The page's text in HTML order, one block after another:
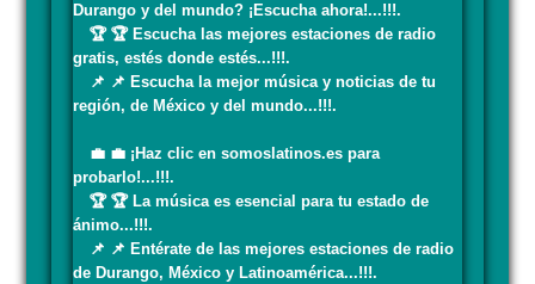
Durango y del mundo? ¡Escucha ahora!...!!!.
🏆 🏆 Escucha las mejores estaciones de radio
gratis, estés donde estés...!!!.
📌 📌 Escucha la mejor música y noticias de tu
región, de México y del mundo...!!!.
💼 💼 ¡Haz clic en somoslatinos.es para
probarlo!...!!!.
🏆 🏆 La música es esencial para tu estado de
ánimo...!!!.
📌 📌 Entérate de las mejores estaciones de radio
de Durango, México y Latinoamérica...!!!.